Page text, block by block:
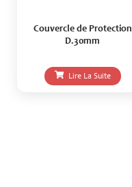
Couvercle de Protection
D.30mm
Lire La Suite